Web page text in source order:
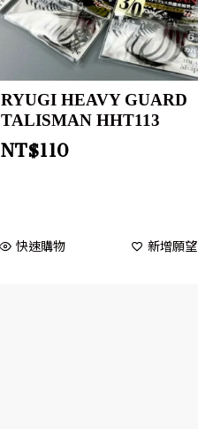
RYUGI HEAVY GUARD
TALISMAN HHT113
NT$110
快速購物 新增願望